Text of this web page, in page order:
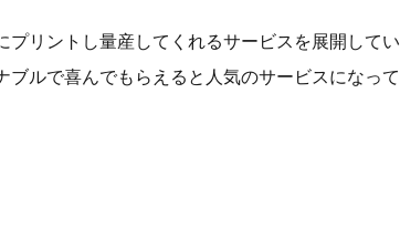
リントし量産してくれるサービスを展開してい
ルで喜んでもらえると人気のサービスになって